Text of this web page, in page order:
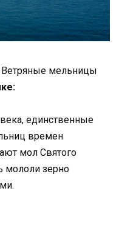
Ветряные мельницы
единственные
времен
мол Святого
мололи зерно